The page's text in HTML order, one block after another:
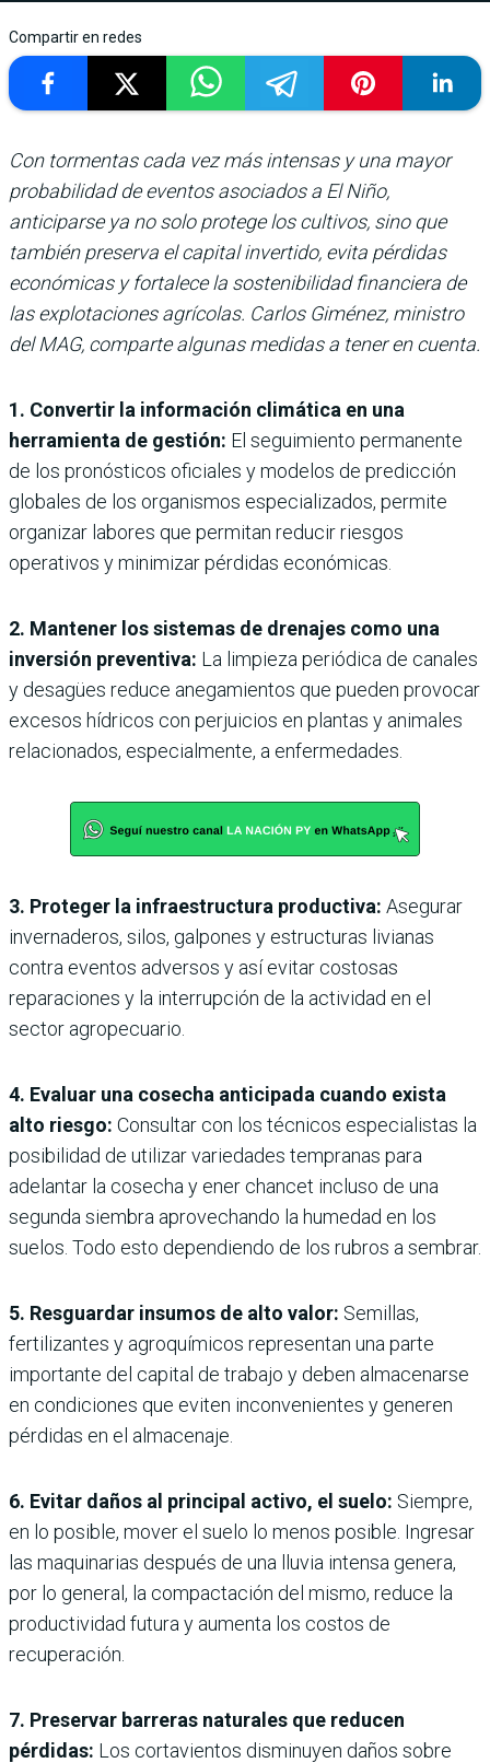
Compartir en redes
Con tormentas cada vez más intensas y una mayor
probabilidad de eventos asociados a El Niño,
anticiparse ya no solo protege los cultivos, sino que
también preserva el capital invertido, evita pérdidas
económicas y fortalece la sostenibilidad financiera de
las explotaciones agrícolas. Carlos Giménez, ministro
del MAG, comparte algunas medidas a tener en cuenta.
1. Convertir la información climática en una
herramienta de gestión: El seguimiento permanente
de los pronósticos oficiales y modelos de predicción
globales de los organismos especializados, permite
organizar labores que permitan reducir riesgos
operativos y minimizar pérdidas económicas.
2. Mantener los sistemas de drenajes como una
inversión preventiva: La limpieza periódica de canales
y desagües reduce anegamientos que pueden provocar
excesos hídricos con perjuicios en plantas y animales
relacionados, especialmente, a enfermedades.
3. Proteger la infraestructura productiva: Asegurar
invernaderos, silos, galpones y estructuras livianas
contra eventos adversos y así evitar costosas
reparaciones y la interrupción de la actividad en el
sector agropecuario.
4. Evaluar una cosecha anticipada cuando exista
alto riesgo: Consultar con los técnicos especialistas la
posibilidad de utilizar variedades tempranas para
adelantar la cosecha y ener chancet incluso de una
segunda siembra aprovechando la humedad en los
suelos. Todo esto dependiendo de los rubros a sembrar.
5. Resguardar insumos de alto valor: Semillas,
fertilizantes y agroquímicos representan una parte
importante del capital de trabajo y deben almacenarse
en condiciones que eviten inconvenientes y generen
pérdidas en el almacenaje.
6. Evitar daños al principal activo, el suelo: Siempre,
en lo posible, mover el suelo lo menos posible. Ingresar
las maquinarias después de una lluvia intensa genera,
por lo general, la compactación del mismo, reduce la
productividad futura y aumenta los costos de
recuperación.
7. Preservar barreras naturales que reducen
pérdidas: Los cortavientos disminuyen daños sobre